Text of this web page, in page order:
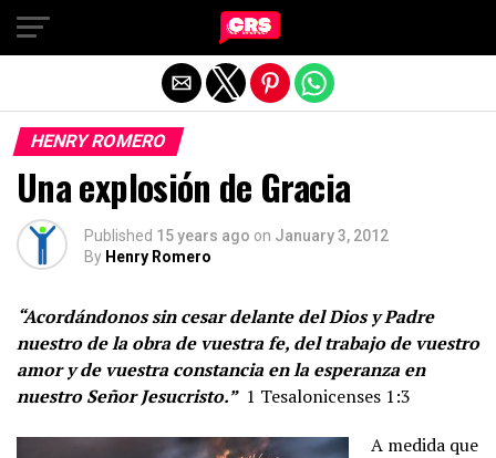
HENRY ROMERO
Una explosión de Gracia
Published 15 years ago on January 3, 2012
By Henry Romero
“Acordándonos sin cesar delante del Dios y Padre
nuestro de la obra de vuestra fe, del trabajo de vuestro
amor y de vuestra constancia en la esperanza en
nuestro Señor Jesucristo.”1 Tesalonicenses 1:3
A medida que
Exit mobile version